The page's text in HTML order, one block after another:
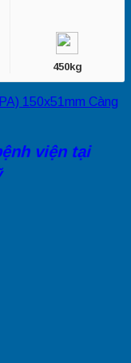
450kg
150x51mm Càng
viện tại